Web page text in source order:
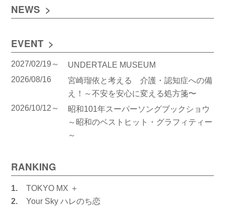
NEWS
EVENT
UNDERTALE MUSEUM
2027/02/19～
宮崎瑠依と考える 介護・認知症への備
え！～不安を安心に変える処方箋〜
2026/08/16
昭和101年スーパーソングブックショウ
～昭和のベストヒット・グラフィティー
～
2026/10/12～
RANKING
1.
TOKYO MX ＋
2.
Your Sky ハレのち恋